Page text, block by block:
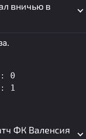
вничью в
0
1
ФК Валенсия